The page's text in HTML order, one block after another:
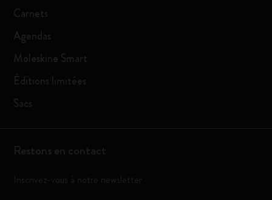
Carnets
Agendas
Moleskine Smart
Éditions limitées
Sacs
Restons en contact
Inscrivez-vous à notre newsletter